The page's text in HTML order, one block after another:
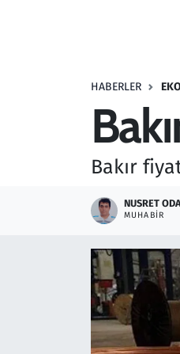
HABERLER
Bakır
NUSRET
MUHABIR
Savunma Sanayi
Seçim 2023
Teknoloji ve Bilim
Televizyon